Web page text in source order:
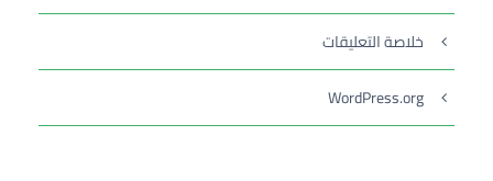
خلاصة التعليقات
WordPress.org